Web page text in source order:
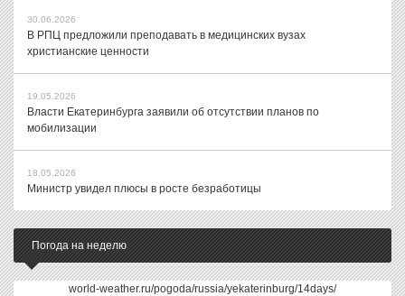
30.06.2026
В РПЦ предложили преподавать в медицинских вузах
христианские ценности
19.05.2026
Власти Екатеринбурга заявили об отсутствии планов по
мобилизации
18.05.2026
Министр увидел плюсы в росте безработицы
Погода на неделю
world-weather.ru/pogoda/russia/yekaterinburg/14days/